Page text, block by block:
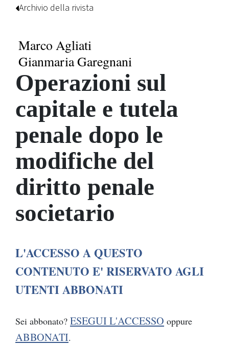
Archivio della rivista
Marco Agliati
Gianmaria Garegnani
Operazioni sul
capitale e tutela
penale dopo le
modifiche del
diritto penale
societario
L'ACCESSO A QUESTO
CONTENUTO E' RISERVATO AGLI
UTENTI ABBONATI
Sei abbonato? ESEGUI L'ACCESSO oppure
ABBONATI.